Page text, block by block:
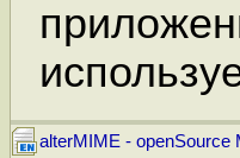
alterMIME - openSource